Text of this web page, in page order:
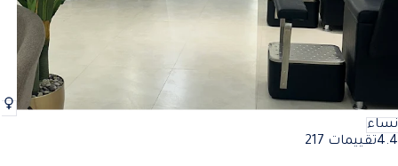
نساء
4.4تقييمات 217